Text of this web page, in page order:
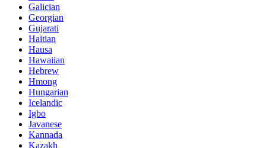
Galician
Georgian
Gujarati
Haitian
Hausa
Hawaiian
Hebrew
Hmong
Hungarian
Icelandic
Igbo
Javanese
Kannada
Kazakh